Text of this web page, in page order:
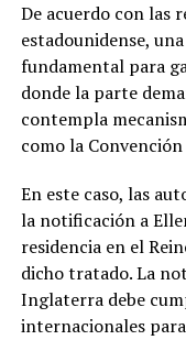
De acuerdo con las
estadounidense,
fundamental para
donde la parte
contempla
como la Convención
En este caso, las
la notificación a
residencia en el
dicho tratado. La
Inglaterra debe
internacionales